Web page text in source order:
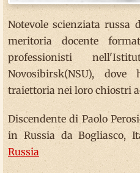
Notevole scienziata russa
meritoria docente
professionisti
Novosibirsk(NSU),
traiettoria nei loro chiostri
Discendente di Paolo
in Russia da Bogliasco,
Russia